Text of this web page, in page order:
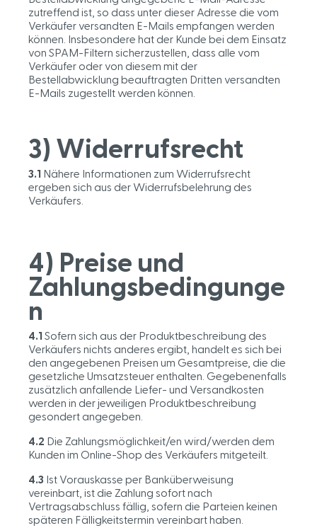
zutreffend ist, so dass unter dieser Adresse die vom
Verkäufer versandten E-Mails empfangen werden
können. Insbesondere hat der Kunde bei dem Einsatz
von SPAM-Filtern sicherzustellen, dass alle vom
Verkäufer oder von diesem mit der
Bestellabwicklung beauftragten Dritten versandten
E-Mails zugestellt werden können.
3) Widerrufsrecht
3.1 Nähere Informationen zum Widerrufsrecht
ergeben sich aus der Widerrufsbelehrung des
Verkäufers.
4) Preise und
Zahlungsbedingunge
n
4.1 Sofern sich aus der Produktbeschreibung des
Verkäufers nichts anderes ergibt, handelt es sich bei
den angegebenen Preisen um Gesamtpreise, die die
gesetzliche Umsatzsteuer enthalten. Gegebenenfalls
zusätzlich anfallende Liefer- und Versandkosten
werden in der jeweiligen Produktbeschreibung
gesondert angegeben.
4.2 Die Zahlungsmöglichkeit/en wird/werden dem
Kunden im Online-Shop des Verkäufers mitgeteilt.
4.3 Ist Vorauskasse per Banküberweisung
vereinbart, ist die Zahlung sofort nach
Vertragsabschluss fällig, sofern die Parteien keinen
späteren Fälligkeitstermin vereinbart haben.